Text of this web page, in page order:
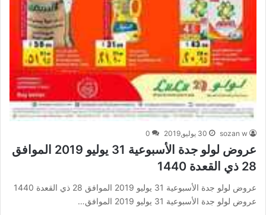
sozan w 30 يوليو,2019 0
عروض لولو جدة الأسبوعية 31 يوليو 2019 الموافق
28 ذي القعدة 1440
عروض لولو جدة الأسبوعية 31 يوليو 2019 الموافق 28 ذي القعدة 1440
عروض لولو جدة الأسبوعية 31 يوليو 2019 الموافق…